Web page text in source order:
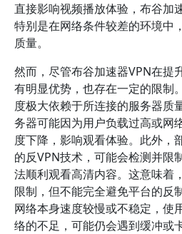
直接影响视频播放体验，布谷加
特别是在网络条件较差的环境中
质量。
然而，尽管布谷加速器VPN在提
有明显优势，也存在一定的限制
度极大依赖于所连接的服务器质
务器可能因为用户负载过高或网
度下降，影响观看体验。此外，
的反VPN技术，可能会检测并限
法顺利观看高清内容。这意味着
限制，但不能完全避免平台的反
网络本身速度较慢或不稳定，使
络的不足，可能仍会遇到缓冲或